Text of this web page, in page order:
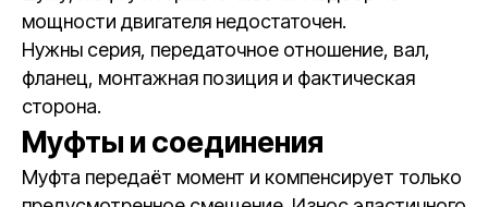
мощности двигателя недостаточен.
Нужны серия, передаточное отношение, вал,
фланец, монтажная позиция и фактическая
сторона.
Муфты и соединения
Муфта передаёт момент и компенсирует только